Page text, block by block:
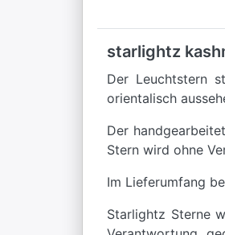
starlightz
Der Leuchtstern
orientalisch
Der
Stern wird ohne
Im Lieferumfang
Starlightz Sterne